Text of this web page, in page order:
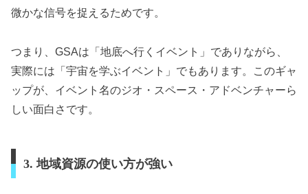
微かな信号を捉えるためです。
つまり、GSAは「地底へ行くイベント」でありながら、
実際には「宇宙を学ぶイベント」でもあります。このギャ
ップが、イベント名のジオ・スペース・アドベンチャーら
しい面白さです。
3. 地域資源の使い方が強い